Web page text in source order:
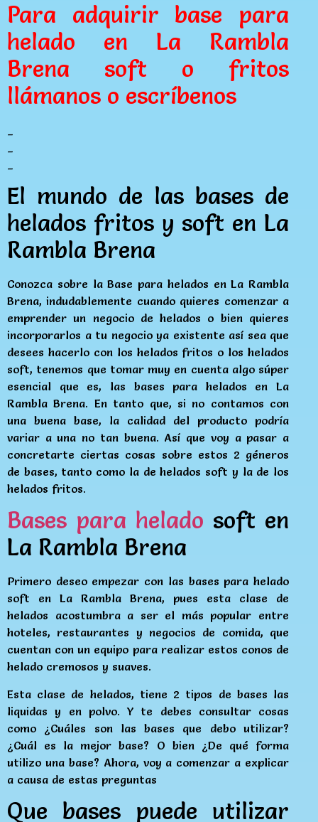
Para adquirir base para
helado en La Rambla
Brena soft o fritos
llámanos o escríbenos
El mundo de las bases de
helados fritos y soft en La
Rambla Brena
Conozca sobre la Base para helados en La Rambla
Brena, indudablemente cuando quieres comenzar a
emprender un negocio de helados o bien quieres
incorporarlos a tu negocio ya existente así sea que
desees hacerlo con los helados fritos o los helados
soft, tenemos que tomar muy en cuenta algo súper
esencial que es, las bases para helados en La
Rambla Brena. En tanto que, si no contamos con
una buena base, la calidad del producto podría
variar a una no tan buena. Así que voy a pasar a
concretarte ciertas cosas sobre estos 2 géneros
de bases, tanto como la de helados soft y la de los
helados fritos.
Bases para helado soft en
La Rambla Brena
Primero deseo empezar con las bases para helado
soft en La Rambla Brena, pues esta clase de
helados acostumbra a ser el más popular entre
hoteles, restaurantes y negocios de comida, que
cuentan con un equipo para realizar estos conos de
helado cremosos y suaves.
Esta clase de helados, tiene 2 tipos de bases las
liquidas y en polvo. Y te debes consultar cosas
como ¿Cuáles son las bases que debo utilizar?
¿Cuál es la mejor base? O bien ¿De qué forma
utilizo una base? Ahora, voy a comenzar a explicar
a causa de estas preguntas
Que bases puede utilizar